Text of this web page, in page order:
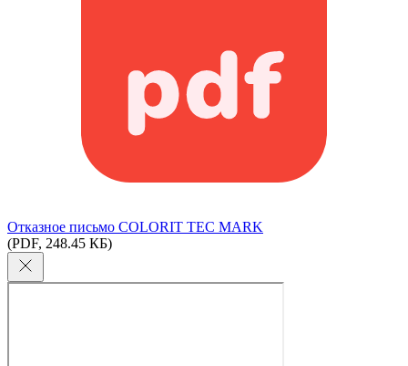
Отказное письмо COLORIT TEC MARK
(PDF, 248.45 КБ)